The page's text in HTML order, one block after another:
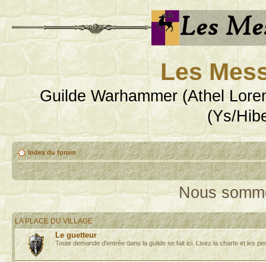
Les
Guilde Warhammer (Athel
(Ys/
Index du forum
Nous
LA PLACE DU VILLAGE
Le guetteur
Toute demande d'entrée dans la guilde se fait ici. Lisez la charte et les